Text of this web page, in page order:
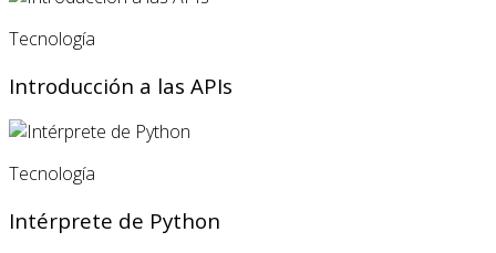
Tecnología
Introducción a las APIs
Tecnología
Intérprete de Python